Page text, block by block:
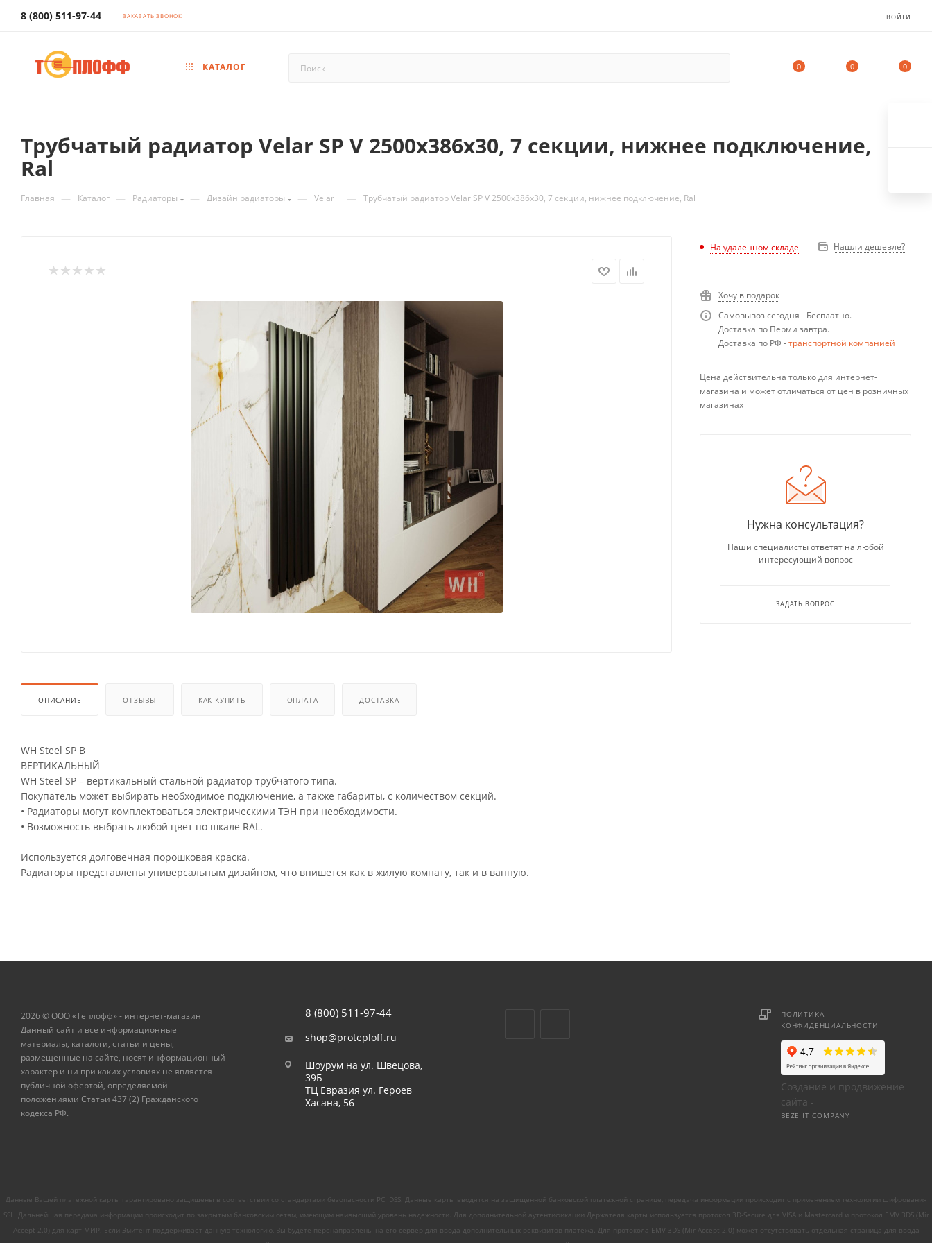
8 (800) 511-97-44 ЗАКАЗАТЬ ЗВОНОК ВОЙТИ
КАТАЛОГ 0 0 0
Трубчатый радиатор Velar SP V 2500x386x30, 7 секции, нижнее подключение,
Ral
Главная — Каталог — Радиаторы — Дизайн радиаторы — Velar — Трубчатый радиатор Velar SP V 2500x386x30, 7 секции, нижнее подключение, Ral
ОПИСАНИЕ ОТЗЫВЫ КАК КУПИТЬ ОПЛАТА ДОСТАВКА
WH Steel SP В
ВЕРТИКАЛЬНЫЙ
WH Steel SP – вертикальный стальной радиатор трубчатого типа.
Покупатель может выбирать необходимое подключение, а также габариты, с количеством секций.
• Радиаторы могут комплектоваться электрическими ТЭН при необходимости.
• Возможность выбрать любой цвет по шкале RAL.
Используется долговечная порошковая краска.
Радиаторы представлены универсальным дизайном, что впишется как в жилую комнату, так и в ванную.
На удаленном складе Нашли дешевле?
Хочу в подарок
Самовывоз сегодня - Бесплатно.
Доставка по Перми завтра.
Доставка по РФ -транспортной компанией
Цена действительна только для интернет-
магазина и может отличаться от цен в розничных
магазинах
Нужна консультация?
Наши специалисты ответят на любой
интересующий вопрос
ЗАДАТЬ ВОПРОС
2026 © ООО «Теплофф» - интернет-магазин
Данный сайт и все информационные
материалы, каталоги, статьи и цены,
размещенные на сайте, носят информационный
характер и ни при каких условиях не является
публичной офертой, определяемой
положениями Статьи 437 (2) Гражданского
кодекса РФ.
8 (800) 511-97-44
shop@proteploff.ru
Шоурум на ул. Швецова,
39Б
ТЦ Евразия ул. Героев
Хасана, 56
ПОЛИТИКА
КОНФИДЕНЦИАЛЬНОСТИ
Создание и продвижение
сайта -
BEZE IT COMPANY
Данные Вашей платежной карты гарантировано защищены в соответствии со стандартами безопасности PCI DSS. Данные карты вводятся на защищенной банковской платежной странице, передача информации происходит с применением технологии шифрования
SSL. Дальнейшая передача информации происходит по закрытым банковским сетям, имеющим наивысший уровень надежности. Для дополнительной аутентификации Держателя карты используется протокол 3D-Secure для VISA и Mastercard и протокол EMV 3DS (Mir
Accept 2.0) для карт МИР. Если Эмитент поддерживает данную технологию, Вы будете перенаправлены на его сервер для ввода дополнительных реквизитов платежа. Для протокола EMV 3DS (Mir Accept 2.0) может отсутствовать отдельная страница для ввода